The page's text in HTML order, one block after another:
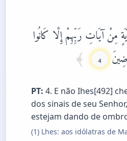
مِنْ آيَاتِ رَبِّهِمْ إِلَّا كَانُوا
4
PT: 4. E não Ihes[492]
dos sinais de seu
estejam dando de
(1) Lhes: aos idólatras de